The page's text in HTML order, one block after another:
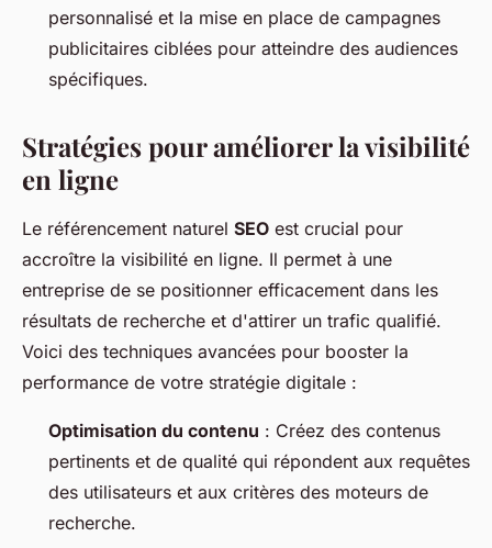
personnalisé et la mise en place de campagnes
publicitaires ciblées pour atteindre des audiences
spécifiques.
Stratégies pour améliorer la visibilité
en ligne
Le référencement naturel SEO est crucial pour
accroître la visibilité en ligne. Il permet à une
entreprise de se positionner efficacement dans les
résultats de recherche et d'attirer un trafic qualifié.
Voici des techniques avancées pour booster la
performance de votre stratégie digitale :
Optimisation du contenu : Créez des contenus
pertinents et de qualité qui répondent aux requêtes
des utilisateurs et aux critères des moteurs de
recherche.